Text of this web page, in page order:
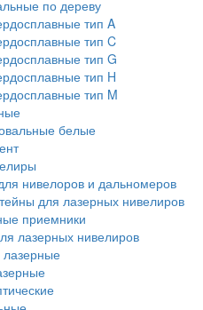
по дереву
тип A
тип C
тип G
тип H
тип M
белые
нивелоров и дальномеров
для лазерных нивелиров
приемники
лазерных нивелиров